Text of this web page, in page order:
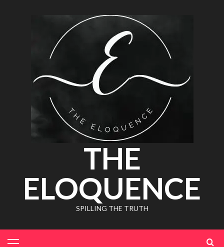
THE
ELOQUENCE
SPILLING THE TRUTH